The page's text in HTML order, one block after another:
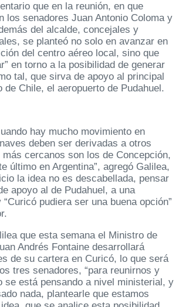
que en la reunión, en que
los senadores Juan Antonio Coloma y
del alcalde, concejales y
se planteó no solo en avanzar en
del centro aéreo local, sino que
en torno a la posibilidad de generar
tal, que sirva de apoyo al principal
de Chile, el aeropuerto de Pudahuel.
hay mucho movimiento en
deben ser derivadas a otros
cercanos son los de Concepción,
último en Argentina”, agregó Galilea,
la idea no es descabellada, pensar
apoyo al de Pudahuel, a una
pudiera ser una buena opción”
que esta semana el Ministro de
Andrés Fontaine desarrollará
de su cartera en Curicó, lo que será
tres senadores, “para reunirnos y
se está pensando a nivel ministerial, y
nada, plantearle que estamos